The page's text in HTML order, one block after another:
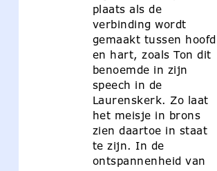
plaats als de
verbinding wordt
gemaakt tussen hoofd
en hart, zoals Ton dit
benoemde in zijn
speech in de
Laurenskerk. Zo laat
het meisje in brons
zien daartoe in staat
te zijn. In de
ontspannenheid van